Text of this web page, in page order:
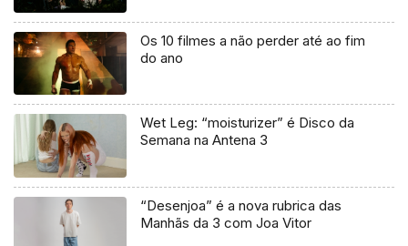
Os 10 filmes a não perder até ao fim
do ano
Wet Leg: “moisturizer” é Disco da
Semana na Antena 3
“Desenjoa” é a nova rubrica das
Manhãs da 3 com Joa Vitor